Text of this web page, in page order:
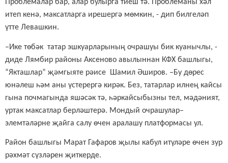
Проблемалар бар, алар булырга тиеш тә. Проблеманы хәл
итеп кенә, максатларга ирешергә мөмкин, - дип билгеләп
үтте Левашкин.
–Ике төбәк татар эшкуарларының очрашуы бик куанычлы, -
диде Лямбир районы Аксеново авылыннан КФХ башлыгы,
“Якташлар” җәмгыяте рәисе Шамил Әширов. –Бу дөрес
юнәлеш һәм аны үстерергә кирәк. Без, татарлар илнең кайсы
гына почмагында яшәсәк тә, һәркайсыбызны тел, мәдәният,
уртак максатлар берләштерә. Мондый очрашулар–
элемтәләрне җайга салу өчен аралашу платформасы ул.
Район башлыгы Марат Гафаров җылы кабул итүләре өчен зур
рәхмәт сүзләрен җиткерде.